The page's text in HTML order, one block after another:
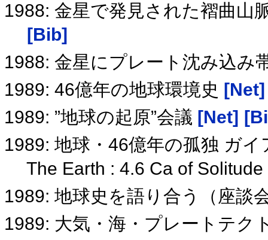
1988: 金星で発見された褶曲
[Bib]
1988: 金星にプレート沈み込み
1989: 46億年の地球環境史 [Net]
1989: ”地球の起原”会議 [Net]
1989: 地球・46億年の孤独 ガ
The Earth : 4.6 Ca of Solitude
1989: 地球史を語り合う（座談
1989: 大気・海・プレートテク